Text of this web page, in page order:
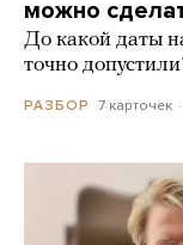
можно
До какой даты
точно
РАЗБОР 7 карточек